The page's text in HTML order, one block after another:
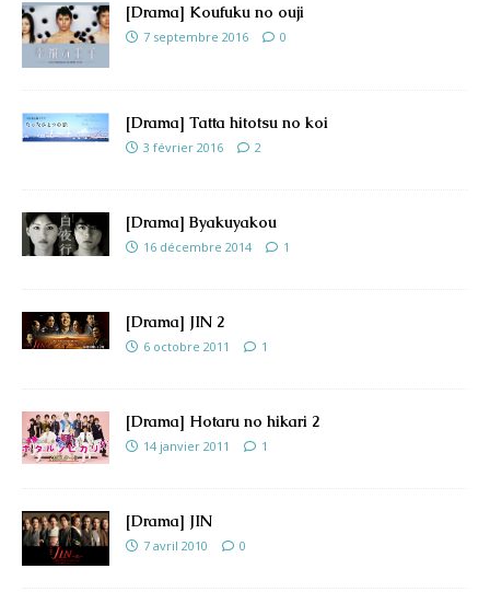
[Drama] Koufuku no ouji
7 septembre 2016 0
[Drama] Tatta hitotsu no koi
3 février 2016 2
[Drama] Byakuyakou
16 décembre 2014 1
[Drama] JIN 2
6 octobre 2011 1
[Drama] Hotaru no hikari 2
14 janvier 2011 1
[Drama] JIN
7 avril 2010 0